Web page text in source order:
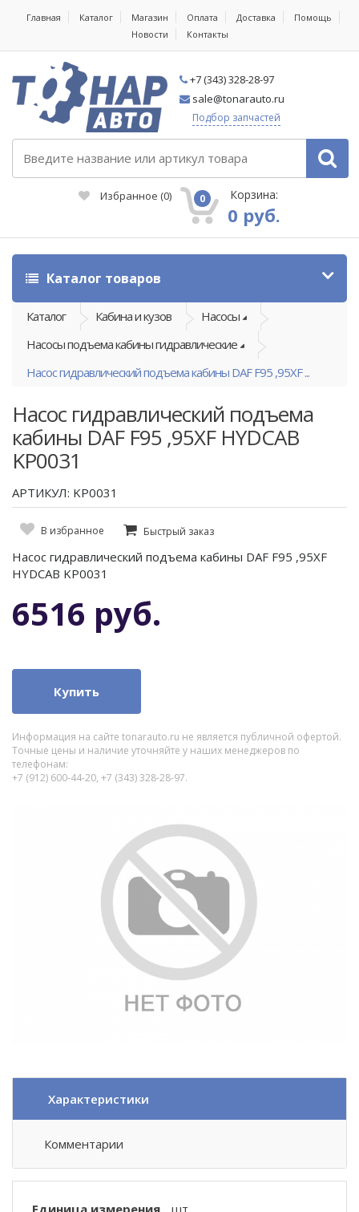
Главная Каталог Магазин Оплата Доставка
Помощь
Новости
Контакты
+7 (343) 328-28-97
sale@tonarauto.ru
Подбор запчастей
Избранное (0) 0 Корзина:
0 руб.
Каталог товаров
Каталог Кабина и кузов
Насосы
Насосы подъема кабины гидравлические
Насос гидравлический подъема кабины DAF F95 ,95XF ...
Насос гидравлический подъема
кабины DAF F95 ,95XF HYDCAB
KP0031
АРТИКУЛ: KP0031
В избранное Быстрый заказ
Насос гидравлический подъема кабины DAF F95 ,95XF
HYDCAB KP0031
6516 руб.
Купить
Информация на сайте tonarauto.ru не является публичной офертой.
Точные цены и наличие уточняйте у наших менеджеров по
телефонам:
+7 (912) 600-44-20, +7 (343) 328-28-97.
Характеристики
Комментарии